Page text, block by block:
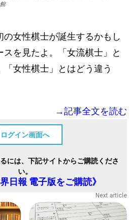
女性棋士が誕生するかもし
を見たよ。「女流棋士」と
女性棋士」とはどう違う
→記事全文を読む
ログイン画面へ
には、下記サイトからご購読くださ
い。
日報 電子版をご購読》
Next article